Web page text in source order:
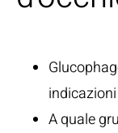
indicazioni
A quale